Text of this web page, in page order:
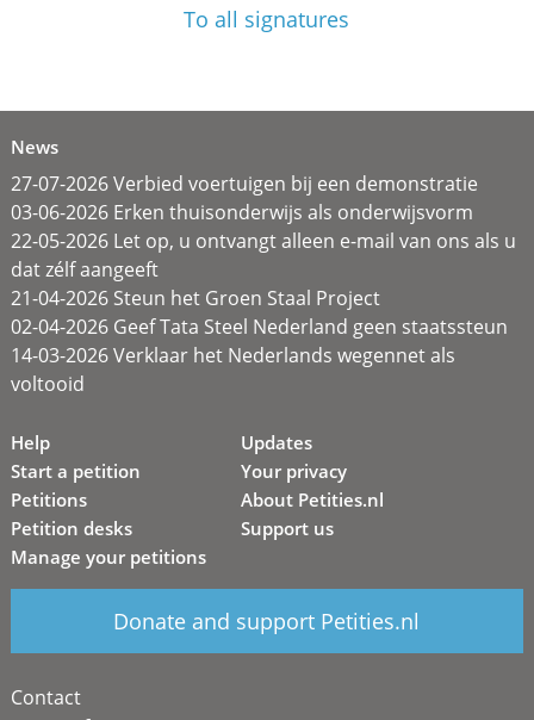
To all signatures
News
27-07-2026 Verbied voertuigen bij een demonstratie
03-06-2026 Erken thuisonderwijs als onderwijsvorm
22-05-2026 Let op, u ontvangt alleen e-mail van ons als u
dat zélf aangeeft
21-04-2026 Steun het Groen Staal Project
02-04-2026 Geef Tata Steel Nederland geen staatssteun
14-03-2026 Verklaar het Nederlands wegennet als
voltooid
Help
Start a petition
Petitions
Petition desks
Manage your petitions
Updates
Your privacy
About Petities.nl
Support us
Donate and support Petities.nl
Contact